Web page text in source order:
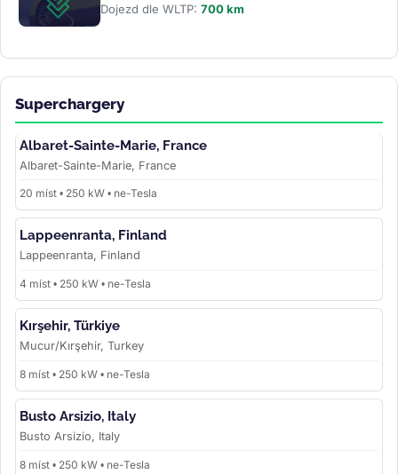
Dojezd dle WLTP: 700 km
Superchargery
Albaret-Sainte-Marie, France
Albaret-Sainte-Marie, France
20 míst • 250 kW • ne-Tesla
Lappeenranta, Finland
Lappeenranta, Finland
4 míst • 250 kW • ne-Tesla
Kırşehir, Türkiye
Mucur/Kırşehir, Turkey
8 míst • 250 kW • ne-Tesla
Busto Arsizio, Italy
Busto Arsizio, Italy
8 míst • 250 kW • ne-Tesla